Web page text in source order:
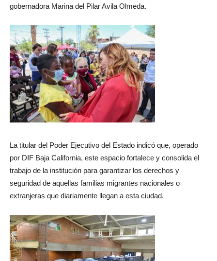
gobernadora Marina del Pilar Avila Olmeda.
La titular del Poder Ejecutivo del Estado indicó que, operado
por DIF Baja California, este espacio fortalece y consolida el
trabajo de la institución para garantizar los derechos y
seguridad de aquellas familias migrantes nacionales o
extranjeras que diariamente llegan a esta ciudad.